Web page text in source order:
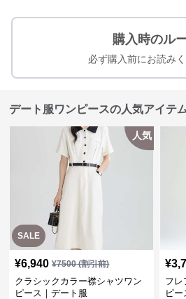
購入時のル
必ず購入前にお読みく
デート服ワンピースの人気アイテ
SALE
人気
¥6,940 ¥7500(割引前)
クラシックカラー襟シャツワン
ピース｜デート服
¥
フレ
ピー